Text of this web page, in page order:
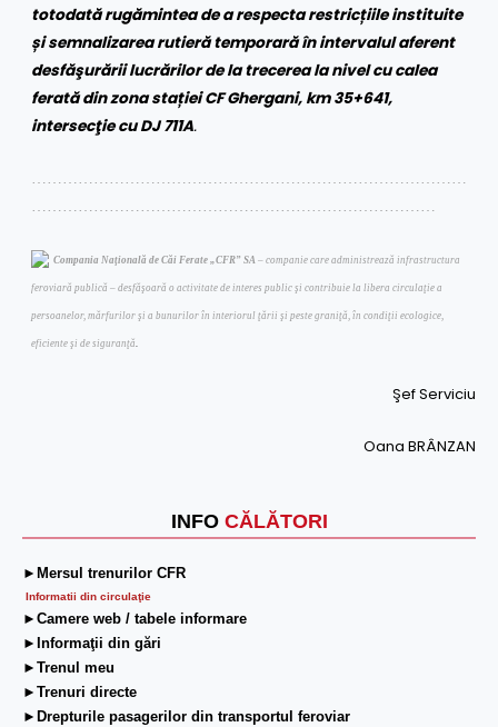
INFO CĂLĂTORI
►Mersul trenurilor CFR
Informatii din circulaţie
►Camere web / tabele informare
►Informaţii din gări
►Trenul meu
►Trenuri directe
►Drepturile pasagerilor din transportul feroviar
totodată rugămintea de arespectarestricțiile instituite
și semnalizarea rutieră temporară în intervalul aferent
desfăşurării lucrărilor de la trecerea la nivel cu calea
ferată din zona stației CF Ghergani, km 35+641,
intersecţie cu DJ 711A.
…………………………………………………………………………
……………………………………………………………………
Compania Naţională de Căi Ferate „CFR” SA – companie care administrează infrastructura
feroviară publică – desfăşoară o activitate de interes public şi contribuie la libera circulaţie a
persoanelor, mărfurilor şi a bunurilor în interiorul ţării şi peste graniţă, în condiţii ecologice,
eficiente şi de siguranţă.
Şef Serviciu
Oana BRÂNZAN